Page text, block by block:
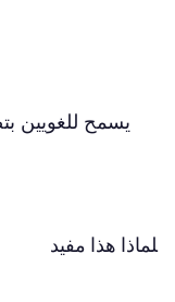
لماذا هذا مفيد